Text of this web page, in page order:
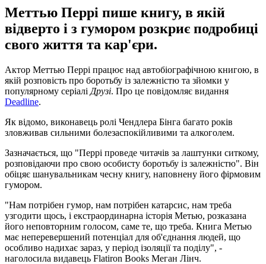
Меттью Перрі пише книгу, в якій
відверто і з гумором розкриє подробиці
свого життя та кар'єри.
Актор Меттью Перрі працює над автобіографічною книгою, в
якій розповість про боротьбу із залежністю та зйомки у
популярному серіалі Друзі. Про це повідомляє видання
Deadline.
Як відомо, виконавець ролі Чендлера Бінга багато років
зловживав сильними болезаспокійливими та алкоголем.
Зазначається, що "Перрі проведе читачів за лаштунки ситкому,
розповідаючи про свою особисту боротьбу із залежністю". Він
обіцяє шанувальникам чесну книгу, наповнену його фірмовим
гумором.
"Нам потрібен гумор, нам потрібен катарсис, нам треба
узгодити щось, і екстраординарна історія Метью, розказана
його неповторним голосом, саме те, що треба. Книга Метью
має неперевершений потенціал для об'єднання людей, що
особливо надихає зараз, у період ізоляції та поділу", -
наголосила видавець Flatiron Books Меган Лінч.